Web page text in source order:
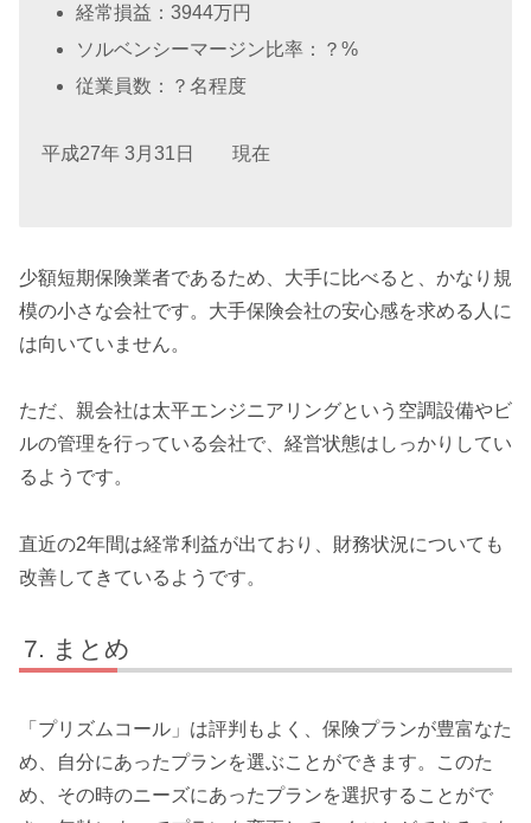
経常損益：3944万円
ソルベンシーマージン比率：？%
従業員数：？名程度
平成27年 3月31日 現在
少額短期保険業者であるため、大手に比べると、かなり規
模の小さな会社です。大手保険会社の安心感を求める人に
は向いていません。
ただ、親会社は太平エンジニアリングという空調設備やビ
ルの管理を行っている会社で、経営状態はしっかりしてい
るようです。
直近の2年間は経常利益が出ており、財務状況についても
改善してきているようです。
まとめ
「プリズムコール」は評判もよく、保険プランが豊富なた
め、自分にあったプランを選ぶことができます。このた
め、その時のニーズにあったプランを選択することがで